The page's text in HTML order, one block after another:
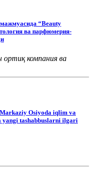
“Beauty
ва парфюмерия-
ортиқ компания ва
Osiyoda iqlim va
yangi tashabbuslarni ilgari